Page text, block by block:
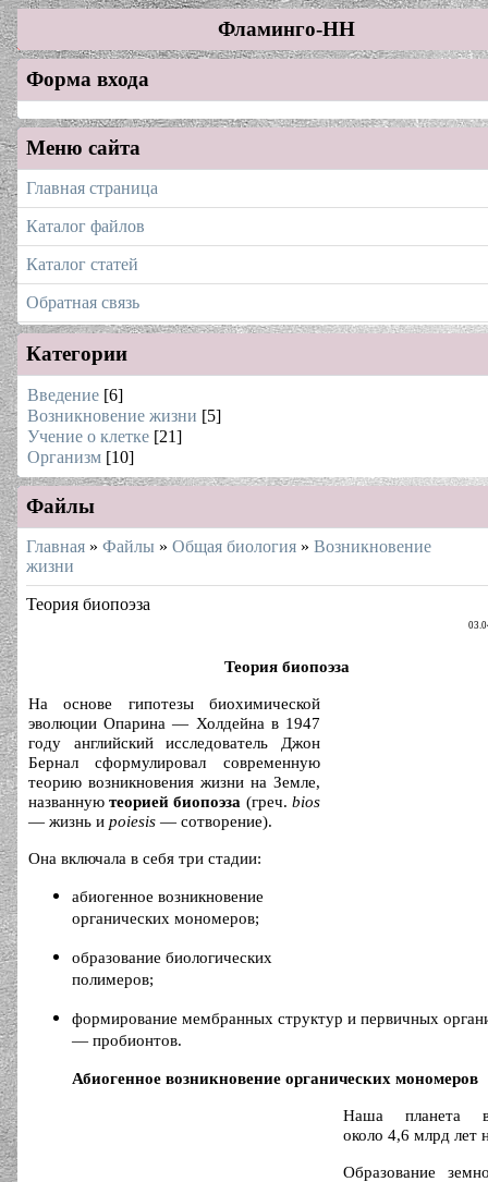
Фламинго-НН
Форма входа
Меню сайта
Главная страница
Каталог файлов
Каталог статей
Обратная связь
Категории
Введение [6]
Возникновение жизни [5]
Учение о клетке [21]
Организм [10]
Файлы
Главная » Файлы » Общая биология » Возникновение
жизни
Теория биопоэза
Теория биопоэза
На основе гипотезы биохимической
эволюции Опарина — Холдейна в 1947
году английский исследователь Джон
Бернал сформулировал современную
теорию возникновения жизни на Земле,
названнуютеорией биопоэза (греч. bios
— жизнь и poiesis — сотворение).
Она включала в себя три стадии:
абиогенное возникновение
органических мономеров;
образование биологических
полимеров;
формирование мембранных структур и первичных
— пробионтов.
Абиогенное возникновение органических мономеров
Наша планета
около 4,6 млрд лет
Образование